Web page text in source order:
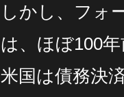
しかし、フォ
は、ほぼ100
米国は債務決